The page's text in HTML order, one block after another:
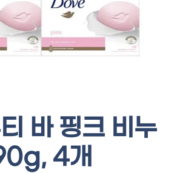
바 핑크 비누
4개